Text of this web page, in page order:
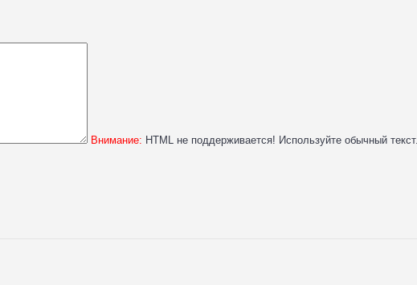
Внимание: HTML не поддерживается! Используйте обычный текст.